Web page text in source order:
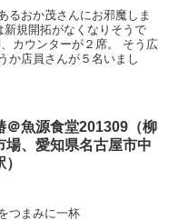
るおか茂さんにお邪魔しま
規開拓がなくなりそうで
カウンターが２席。 そう広
か店員さんが５名いまし
＠魚源食堂201309（柳
場、愛知県名古屋市中
つまみに一杯